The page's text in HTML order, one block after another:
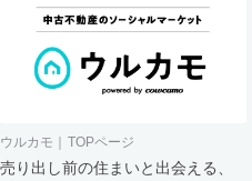
ウルカモ｜TOPページ
売り出し前の住まいと出会える、